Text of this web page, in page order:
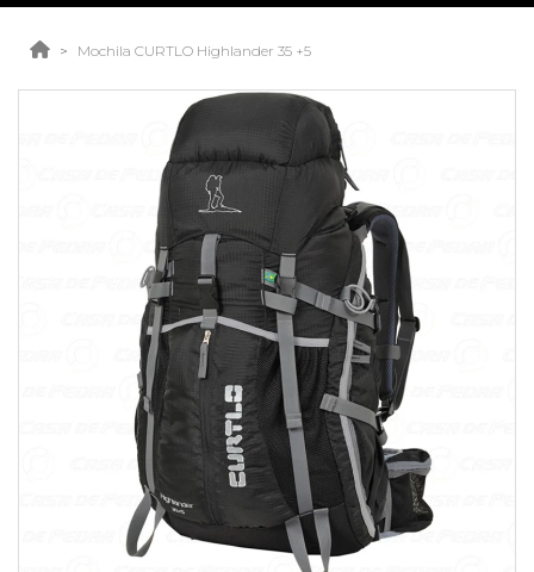
Mochila CURTLO Highlander 35 +5